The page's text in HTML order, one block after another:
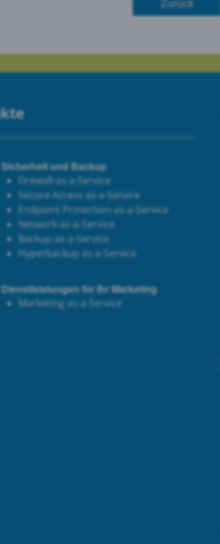
Zurück
Sicherheit und Backup
Firewall-as-a-Service
Secure Access as-a-Service
Endpoint Protection-as-a-Service
Network-as-a-Service
Backup-as-a-Service
Hyperbackup as-a-Service
Dienstleistungen für Ihr Marketing
Marketing-as-a-Service